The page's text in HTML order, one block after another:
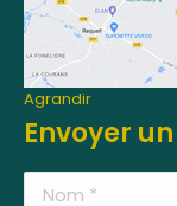
Agrandir
Envoyer